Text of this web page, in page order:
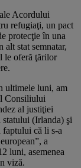
Acordului
refugiaţi, un pact
protecţie în una
alt stat semnatar,
le oferă ţărilor
ultimele luni, am
Consiliului
al justiţiei
(Irlanda) şi
că li s-a
a
luni, asemenea
viză.